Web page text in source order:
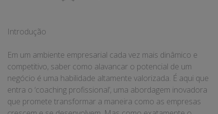
Introdução
Em um ambiente empresarial cada vez mais dinâmico e
competitivo, saber como alavancar o potencial de um
negócio é uma habilidade altamente valorizada. É aqui que
entra o ‘coaching profissional’, uma abordagem inovadora
que promete transformar a maneira como as empresas